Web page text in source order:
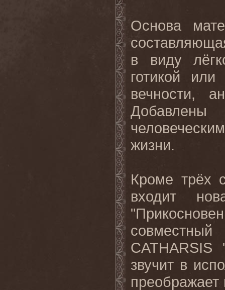
Основа
в виду
готикой
вечности,
Добавлены
жизни.
Кроме трёх
входит
звучит в
преображает